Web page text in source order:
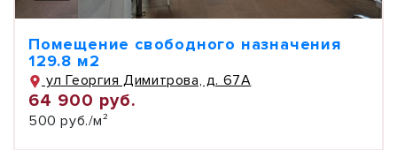
Помещение свободного назначения
129.8 м2
ул Георгия Димитрова, д. 67А
64 900 руб.
500 руб./м²